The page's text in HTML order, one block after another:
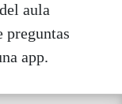
aula
preguntas
app.